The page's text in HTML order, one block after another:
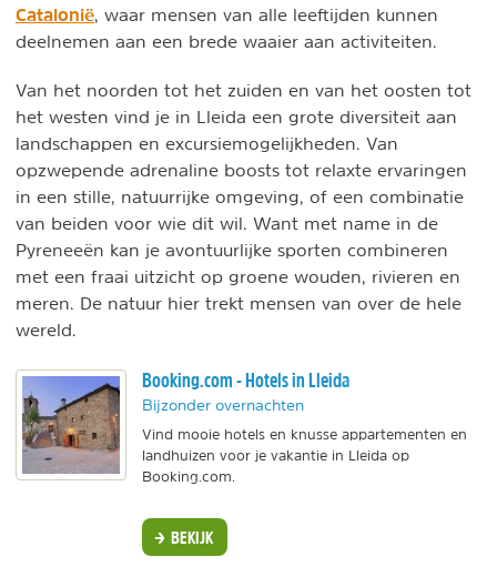
Catalonië , waar mensen van alle leeftijden kunnen
deelnemen aan een brede waaier aan activiteiten.
Van het noorden tot het zuiden en van het oosten tot
het westen vind je in Lleida een grote diversiteit aan
landschappen en excursiemogelijkheden. Van
opzwepende adrenaline boosts tot relaxte ervaringen
in een stille, natuurrijke omgeving, of een combinatie
van beiden voor wie dit wil. Want met name in de
Pyreneeën kan je avontuurlijke sporten combineren
met een fraai uitzicht op groene wouden, rivieren en
meren. De natuur hier trekt mensen van over de hele
wereld.
Booking.com - Hotels in Lleida
Bijzonder overnachten
Vind mooie hotels en knusse appartementen en
landhuizen voor je vakantie in Lleida op
Booking.com.
BEKIJK